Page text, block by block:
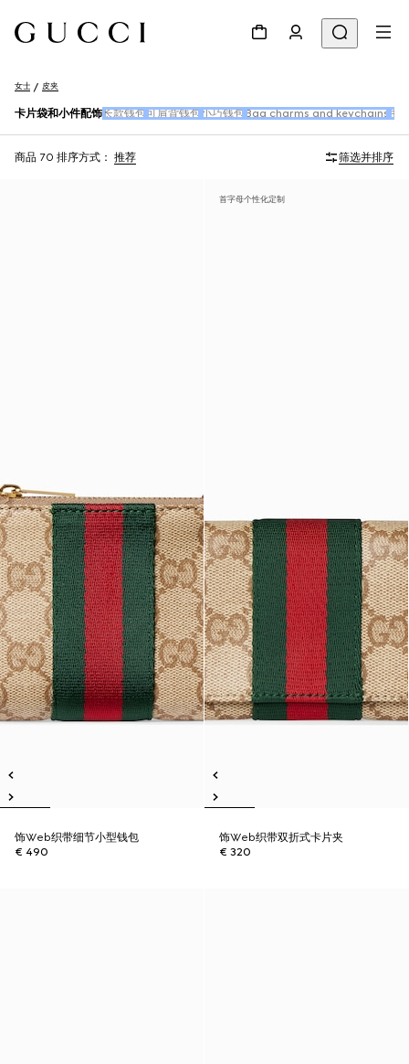
女士 皮夹
卡片袋和小件配饰 长款钱包 可肩背钱包 小巧钱包 Bag charms and keychains 手
商品 70 排序方式： 推荐 筛选并排序
饰Web织带细节小型钱包
€ 490
首字母个性化定制
饰Web织带双折式卡片夹
€ 320